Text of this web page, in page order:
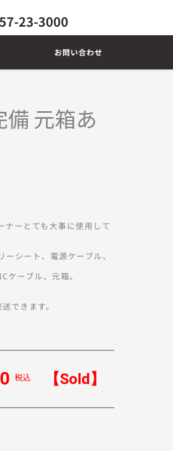
23-3000
お問い合わせ
元箱あ
ナーとても大事に使用して
シート、電源ケーブル、
ーブル、元箱。
できます。
税込 【Sold】